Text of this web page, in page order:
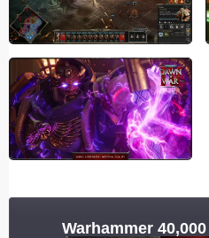
Warhammer